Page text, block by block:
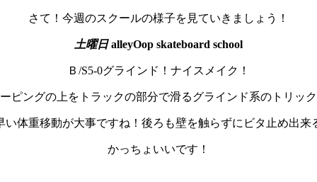
さて！今週のスクールの様子を見ていきましょう！
土曜日alleyOop skateboard school
Ｂ/S5-0グラインド！ナイスメイク！
ピングの上をトラックの部分で滑るグラインド系のトリッ
い体重移動が大事ですね！後ろも壁を触らずにビタ止め出来
かっちょいいです！